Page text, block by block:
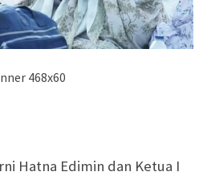
Hatna Edimin dan Ketua I